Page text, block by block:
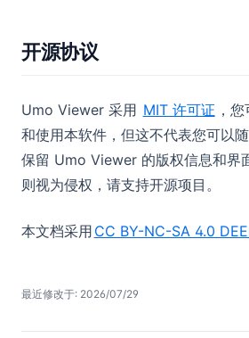
开源协议
Umo Viewer 采用 MIT 许可证 ，
和使用本软件，但这不代表您可以
保留 Umo Viewer 的版权信息和界
则视为侵权，请支持开源项目。
本文档采用 CC BY-NC-SA 4.0
最近修改于: 2026/07/29